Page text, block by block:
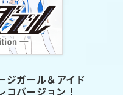
ジガール＆アイド
バージョン！